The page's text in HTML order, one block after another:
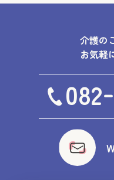
介護の
お気軽
082-